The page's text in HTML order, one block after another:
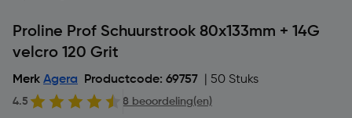
Proline Prof Schuurstrook 80x133mm + 14G
velcro 120 Grit
Merk Agera Productcode: 69757 | 50 Stuks
4.5 8 beoordeling(en)